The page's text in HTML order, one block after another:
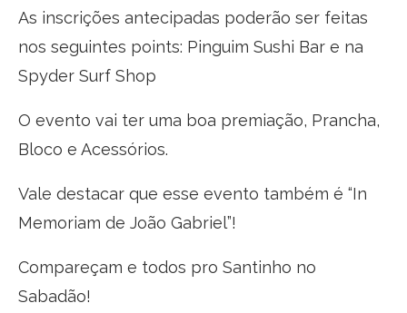
As inscrições antecipadas poderão ser feitas
nos seguintes points: Pinguim Sushi Bar e na
Spyder Surf Shop
O evento vai ter uma boa premiação, Prancha,
Bloco e Acessórios.
Vale destacar que esse evento também é “In
Memoriam de João Gabriel”!
Compareçam e todos pro Santinho no
Sabadão!